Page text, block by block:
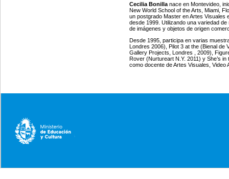
Cecilia Bonilla nace en Montevideo,
New World School of the Arts, Miami,
un postgrado Master en Artes Visuales
desde 1999. Utilizando una variedad
de imágenes y objetos de origen
Desde 1995, participa en varias
Londres 2006), Pilot 3 at the (Bienal de
Gallery Projects, Londres , 2009),
Rover (Nurtureart N.Y. 2011) y She’s
como docente de Artes Visuales,